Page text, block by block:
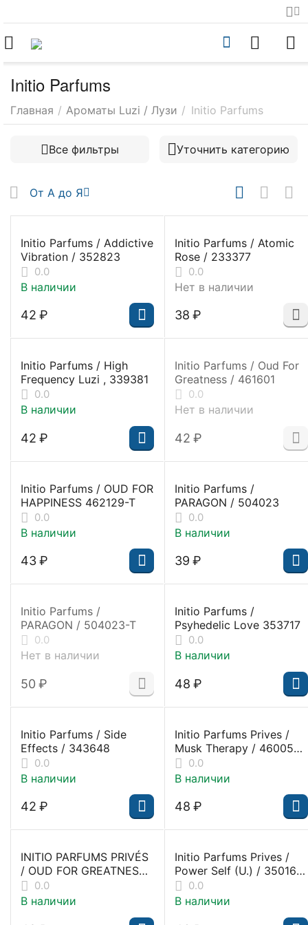
Initio Parfums
Главная / Ароматы Luzi / Лузи / Initio Parfums
Все фильтры Уточнить категорию
От А до Я
Initio Parfums / Addictive
Vibration / 352823
0.0
В наличии
‍42‍ ₽
Initio Parfums / Atomic
Rose / 233377
0.0
Нет в наличии
‍38‍ ₽
Initio Parfums / High
Frequency Luzi , 339381
0.0
В наличии
‍42‍ ₽
Initio Parfums / Oud For
Greatness / 461601
0.0
Нет в наличии
‍42‍ ₽
Initio Parfums / OUD FOR
HAPPINESS 462129-T
0.0
В наличии
‍43‍ ₽
Initio Parfums /
PARAGON / 504023
0.0
В наличии
‍39‍ ₽
Initio Parfums /
PARAGON / 504023-T
0.0
Нет в наличии
‍50‍ ₽
Initio Parfums /
Psyhedelic Love 353717
0.0
В наличии
‍48‍ ₽
Initio Parfums / Side
Effects / 343648
0.0
В наличии
‍42‍ ₽
Initio Parfums Prives /
Musk Therapy / 460053-
1
0.0
В наличии
‍48‍ ₽
INITIO PARFUMS PRIVÉS
/ OUD FOR GREATNESS
NEO (INITIO X HARRODS)
/ 504205
0.0
В наличии
Initio Parfums Prives /
Power Self (U.) / 350160-
1
0.0
В наличии